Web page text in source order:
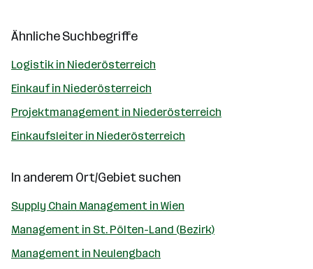
Ähnliche Suchbegriffe
Logistik in Niederösterreich
Einkauf in Niederösterreich
Projektmanagement in Niederösterreich
Einkaufsleiter in Niederösterreich
In anderem Ort/Gebiet suchen
Supply Chain Management in Wien
Management in St. Pölten-Land (Bezirk)
Management in Neulengbach